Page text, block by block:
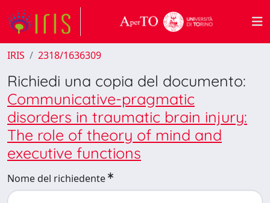
IRIS 2318/1636309
Richiedi una copia del documento:
Communicative-pragmatic
disorders in traumatic brain injury:
The role of theory of mind and
executive functions
Nome del richiedente